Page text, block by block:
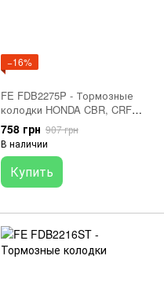
−16%
FE FDB2275P - Тормозные
колодки HONDA CBR, CRF
125/250 2004-2018
758 грн 907 грн
В наличии
Купить